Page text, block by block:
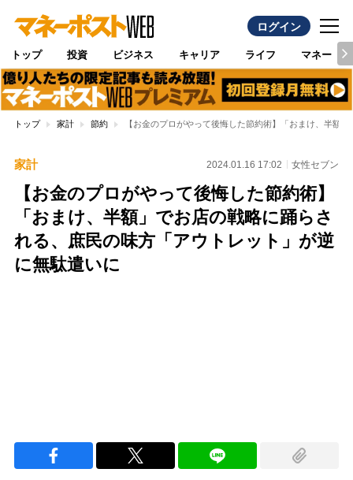
ログイン
トップ 投資 ビジネス キャリア ライフ マネー
トップ 家計 節約 【お金のプロがやって後悔した節約術】「おまけ、半額
家計 2024.01.16 17:02 女性セブン
【お金のプロがやって後悔した節約術】
「おまけ、半額」でお店の戦略に踊らさ
れる、庶民の味方「アウトレット」が逆
に無駄遣いに